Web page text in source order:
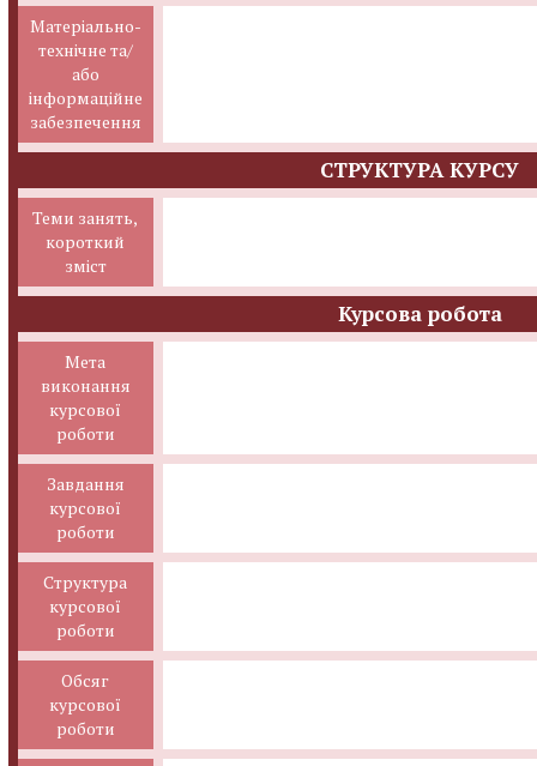
Матеріально-
технічне та/
або
інформаційне
забезпечення
СТРУКТУРА КУРСУ
Теми занять,
короткий
зміст
Курсова робота
Мета
виконання
курсової
роботи
Завдання
курсової
роботи
Структура
курсової
роботи
Обсяг
курсової
роботи